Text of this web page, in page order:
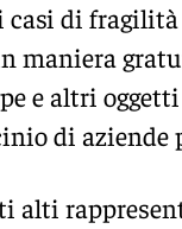
di
maniera
e altri
di aziende
alti